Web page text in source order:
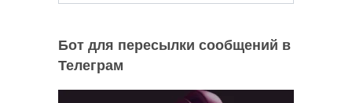
Бот для пересылки сообщений в
Телеграм